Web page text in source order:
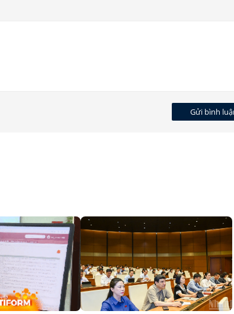
Gửi bình